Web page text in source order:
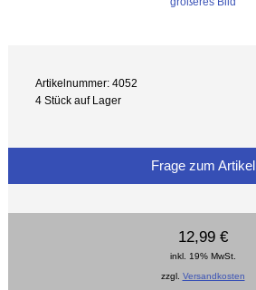
Artikelnummer: 4052
4 Stück auf Lager
Frage zum Artikel
12,99 €
inkl. 19% MwSt.
zzgl. Versandkosten